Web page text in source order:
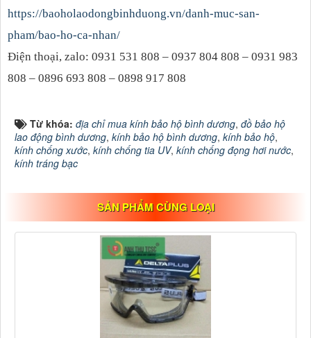
https://baoholaodongbinhduong.vn/danh-muc-san-
pham/bao-ho-ca-nhan/
Điện thoại, zalo: 0931 531 808 – 0937 804 808 – 0931 983
808 – 0896 693 808 – 0898 917 808
Từ khóa: địa chỉ mua kính bảo hộ bình dương, đồ bảo hộ
lao động bình dương, kính bảo hộ bình dương, kính bảo hộ,
kính chống xước, kính chống tia UV, kính chống đọng hơi nước,
kính tráng bạc
SẢN PHẨM CÙNG LOẠI